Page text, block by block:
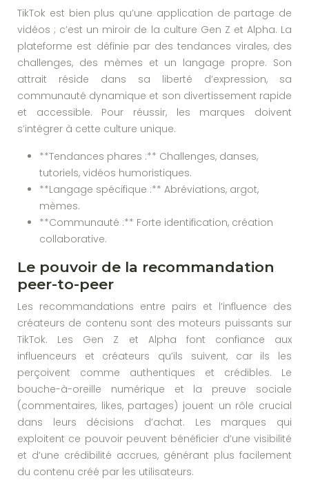
TikTok est bien plus qu’une application de partage de
vidéos ; c’est un miroir de la culture Gen Z et Alpha. La
plateforme est définie par des tendances virales, des
challenges, des mèmes et un langage propre. Son
attrait réside dans sa liberté d’expression, sa
communauté dynamique et son divertissement rapide
et accessible. Pour réussir, les marques doivent
s’intégrer à cette culture unique.
**Tendances phares :** Challenges, danses,
tutoriels, vidéos humoristiques.
**Langage spécifique :** Abréviations, argot,
mèmes.
**Communauté :** Forte identification, création
collaborative.
Le pouvoir de la recommandation
peer-to-peer
Les recommandations entre pairs et l’influence des
créateurs de contenu sont des moteurs puissants sur
TikTok. Les Gen Z et Alpha font confiance aux
influenceurs et créateurs qu’ils suivent, car ils les
perçoivent comme authentiques et crédibles. Le
bouche-à-oreille numérique et la preuve sociale
(commentaires, likes, partages) jouent un rôle crucial
dans leurs décisions d’achat. Les marques qui
exploitent ce pouvoir peuvent bénéficier d’une visibilité
et d’une crédibilité accrues, générant plus facilement
du contenu créé par les utilisateurs.